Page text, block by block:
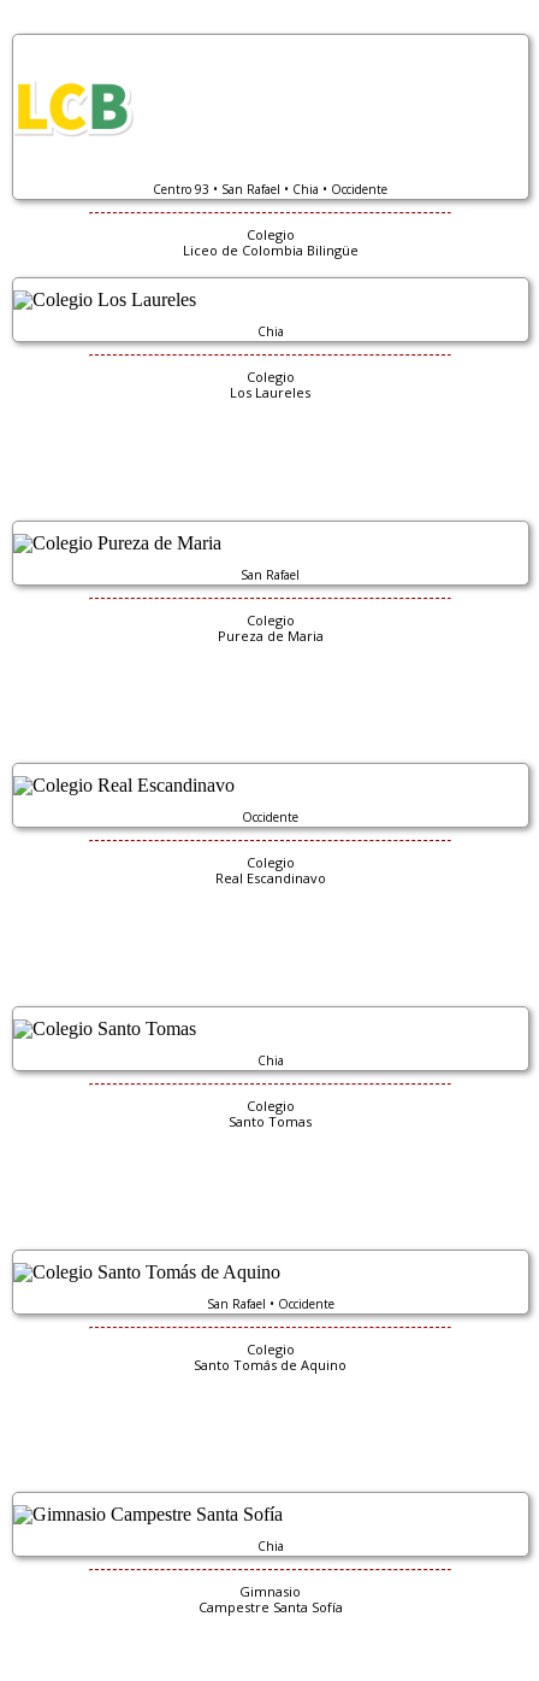
Centro 93 • San Rafael • Chia • Occidente
Colegio
Liceo de Colombia Bilingüe
Chia
Colegio
Los Laureles
San Rafael
Colegio
Pureza de Maria
Occidente
Colegio
Real Escandinavo
Chia
Colegio
Santo Tomas
San Rafael • Occidente
Colegio
Santo Tomás de Aquino
Chia
Gimnasio
Campestre Santa Sofía